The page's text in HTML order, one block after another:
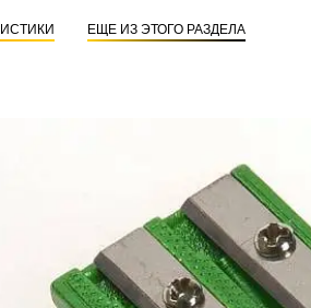
ЕЩЕ ИЗ ЭТОГО РАЗДЕЛА